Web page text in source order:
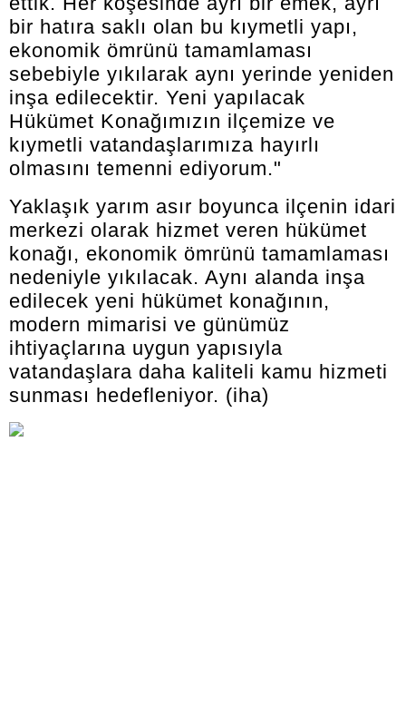
bir hatıra saklı olan bu kıymetli yapı,
ekonomik ömrünü tamamlaması
sebebiyle yıkılarak aynı yerinde yeniden
inşa edilecektir. Yeni yapılacak
Hükümet Konağımızın ilçemize ve
kıymetli vatandaşlarımıza hayırlı
olmasını temenni ediyorum."
Yaklaşık yarım asır boyunca ilçenin idari
merkezi olarak hizmet veren hükümet
konağı, ekonomik ömrünü tamamlaması
nedeniyle yıkılacak. Aynı alanda inşa
edilecek yeni hükümet konağının,
modern mimarisi ve günümüz
ihtiyaçlarına uygun yapısıyla
vatandaşlara daha kaliteli kamu hizmeti
sunması hedefleniyor. (iha)